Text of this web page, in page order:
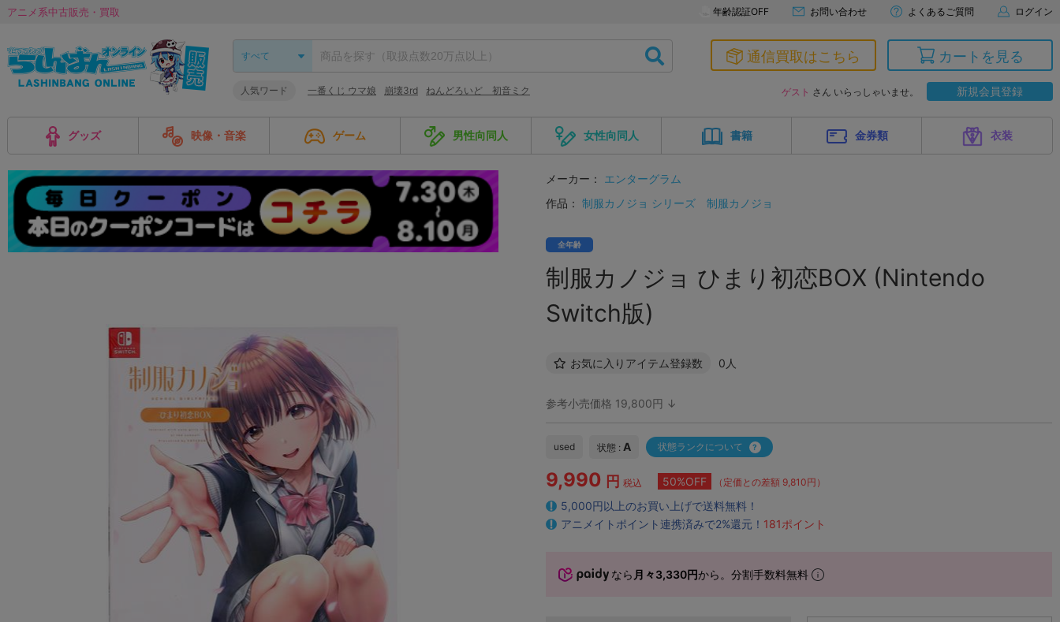
アニメ系中古販売・買取 年齢認証OFF お問い合わせ よくあるご質問 ログイン
人気ワード 一番くじ ウマ娘 崩壊3rd ねんどろいど 初音ミク
通信買取はこちら カートを見る
ゲスト さん いらっしゃいませ。 新規会員登録
グッズ 映像・音楽 ゲーム 男性向同人 女性向同人 書籍 金券類 衣装
メーカー：
エンターグラム
作品： 制服カノジョ シリーズ 制服カノジョ
全年齢
制服カノジョ ひまり初恋BOX (Nintendo
Switch版)
お気に入りアイテム登録数 0人
参考小売価格 19,800円 ↓
used 状態 : A 状態ランクについて
9,990 円 税込 50%OFF （定価との差額 9,810円）
5,000円以上のお買い上げで送料無料！
アニメイトポイント連携済みで2%還元！ 181ポイント
なら 月々3,330円から。分割手数料無料